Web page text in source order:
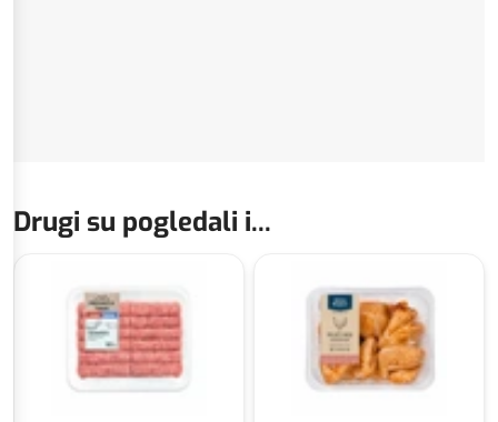
Drugi su pogledali i...